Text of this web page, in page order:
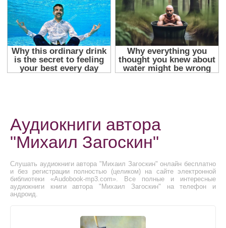
Аудиокниги автора
"Михаил Загоскин"
Слушать аудиокниги автора "Михаил Загоскин" онлайн бесплатно
и без регистрации полностью (целиком) на сайте электронной
библиотеки «Audobook-mp3.com». Все полные и интересные
аудиокниги книги автора "Михаил Загоскин" на телефон и
андроид.